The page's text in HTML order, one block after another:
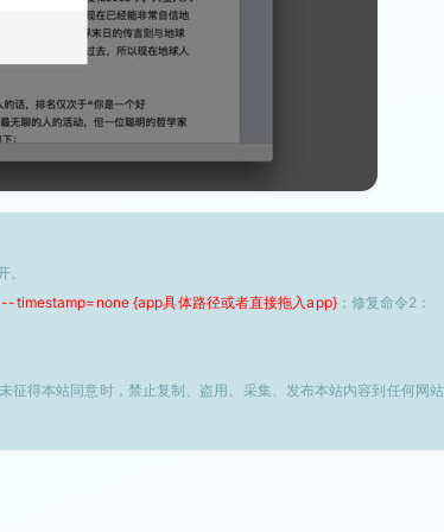
。
{app具体路径或者直接拖入app}；修复命令2：
得本站同意时，禁止复制、盗用、采集、发布本站内容到任何网